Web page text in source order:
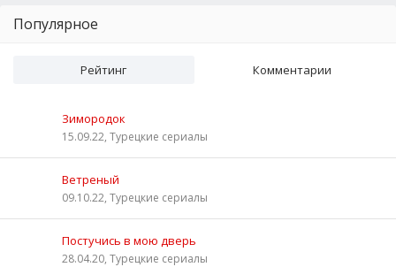
Популярное
Рейтинг Комментарии
Зимородок
15.09.22, Турецкие сериалы
Ветреный
09.10.22, Турецкие сериалы
Постучись в мою дверь
28.04.20, Турецкие сериалы